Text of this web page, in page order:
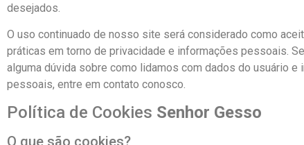
desejados.
O uso continuado de nosso site será considerado como
práticas em torno de privacidade e informações pessoais.
alguma dúvida sobre como lidamos com dados do usuário e
pessoais, entre em contato conosco.
Política de Cookies Senhor Gesso